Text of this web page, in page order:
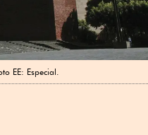
EE: Especial.